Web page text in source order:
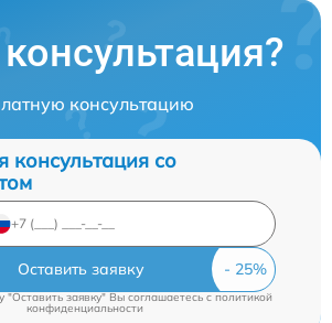
консультацию
консультация со
Оставить заявку
"Оставить заявку" Вы соглашаетесь cполитикой
конфиденциальности